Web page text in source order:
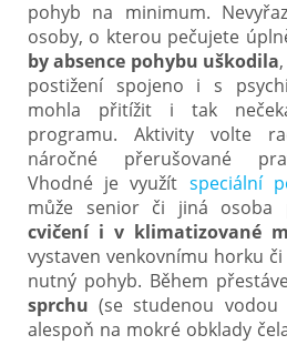
pohyb na minimum.
osoby, o kterou pečujete
by absence pohybu uškodila
postižení spojeno i s
mohla přitížit i tak
programu. Aktivity volte
náročné přerušované
Vhodné je využít speciální
může senior či jiná osoba
cvičení i v klimatizované
vystaven venkovnímu horku
nutný pohyb. Během
sprchu(se studenou
alespoň na mokré obklady